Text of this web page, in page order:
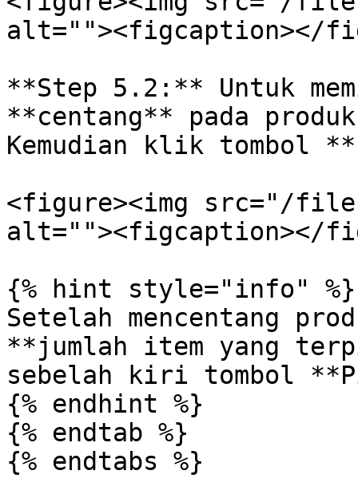
alt=""><figcaption></
**Step 5.2:** Untuk
**centang** pada
Kemudian klik tombol
<figure><img src="/files/
alt=""><figcaption></
{% hint style="info" %}
Setelah mencentang
**jumlah item yang
sebelah kiri tombol
{% endhint %}
{% endtab %}
{% endtabs %}